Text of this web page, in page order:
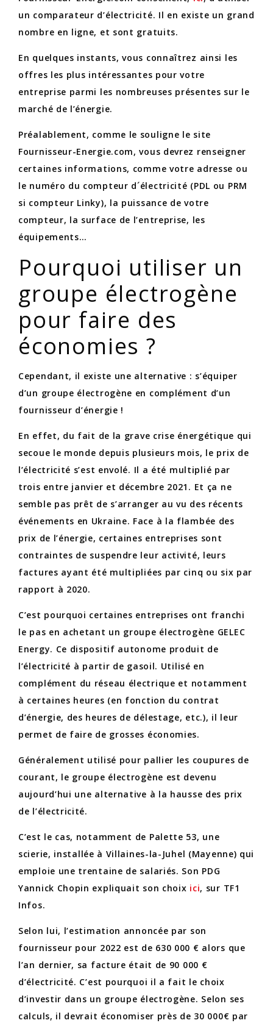
un comparateur d’électricité. Il en existe un grand
nombre en ligne, et sont gratuits.
En quelques instants, vous connaîtrez ainsi les
offres les plus intéressantes pour votre
entreprise parmi les nombreuses présentes sur le
marché de l’énergie.
Préalablement, comme le souligne le site
Fournisseur-Energie.com, vous devrez renseigner
certaines informations, comme votre adresse ou
le numéro du compteur d´électricité (PDL ou PRM
si compteur Linky), la puissance de votre
compteur, la surface de l’entreprise, les
équipements…
Pourquoi utiliser un
groupe électrogène
pour faire des
économies ?
Cependant, il existe une alternative : s’équiper
d’un groupe électrogène en complément d’un
fournisseur d’énergie !
En effet, du fait de la grave crise énergétique qui
secoue le monde depuis plusieurs mois, le prix de
l’électricité s’est envolé. Il a été multiplié par
trois entre janvier et décembre 2021. Et ça ne
semble pas prêt de s’arranger au vu des récents
événements en Ukraine. Face à la flambée des
prix de l’énergie, certaines entreprises sont
contraintes de suspendre leur activité, leurs
factures ayant été multipliées par cinq ou six par
rapport à 2020.
C’est pourquoi certaines entreprises ont franchi
le pas en achetant un groupe électrogène GELEC
Energy. Ce dispositif autonome produit de
l’électricité à partir de gasoil. Utilisé en
complément du réseau électrique et notamment
à certaines heures (en fonction du contrat
d’énergie, des heures de délestage, etc.), il leur
permet de faire de grosses économies.
Généralement utilisé pour pallier les coupures de
courant, le groupe électrogène est devenu
aujourd’hui une alternative à la hausse des prix
de l’électricité.
C’est le cas, notamment de Palette 53, une
scierie, installée à Villaines-la-Juhel (Mayenne) qui
emploie une trentaine de salariés. Son PDG
Yannick Chopin expliquait son choix ici, sur TF1
Infos.
Selon lui, l’estimation annoncée par son
fournisseur pour 2022 est de 630 000 € alors que
l’an dernier, sa facture était de 90 000 €
d’électricité. C’est pourquoi il a fait le choix
d’investir dans un groupe électrogène. Selon ses
calculs, il devrait économiser près de 30 000€ par